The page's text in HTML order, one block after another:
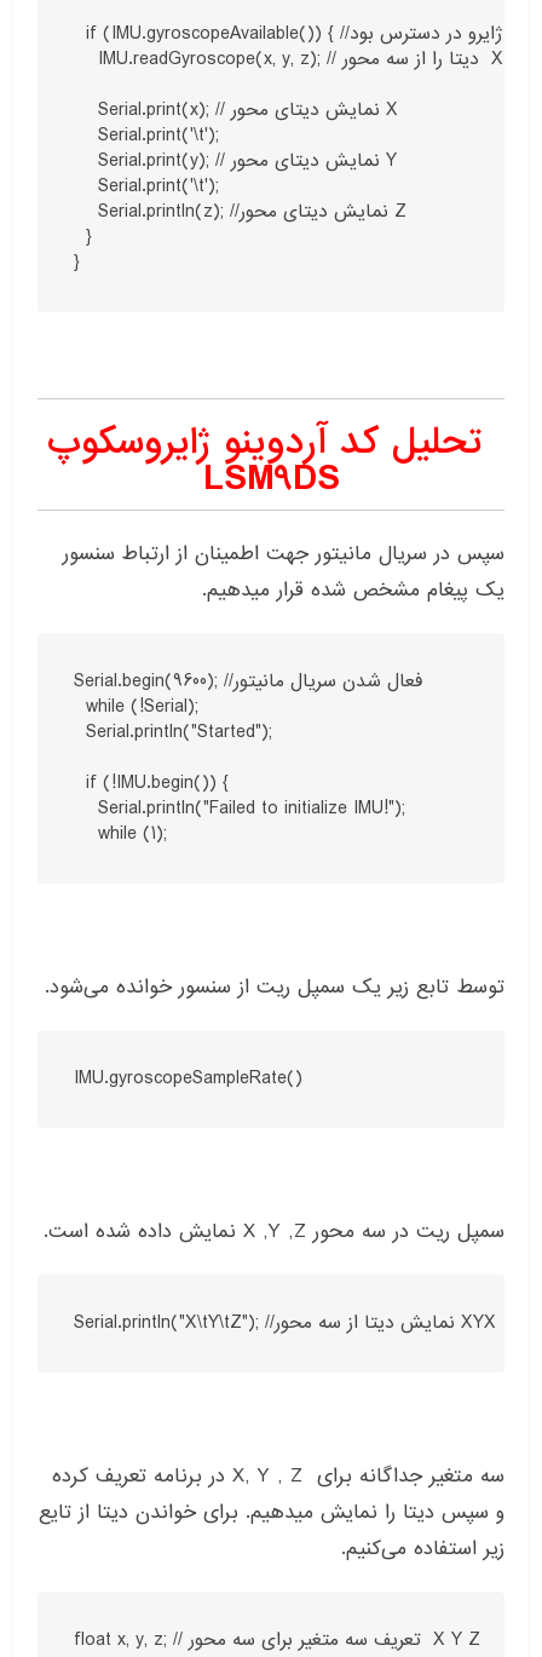
  if (IMU.gyroscopeAvailable()) { //اگر دیتای ژایرو در دسترس بود
    IMU.readGyroscope(x, y, z); // دیتا را از سه محور  X Y Z بخواند
    Serial.print(x); // نمایش دیتای محور X
    Serial.print('\t');
    Serial.print(y); // نمایش دیتای محور Y
    Serial.print('\t');
    Serial.println(z); //نمایش دیتای محور Z
  }
تحلیل کد آردوینو ژایروسکوپ
LSM9DS
سپس در سریال مانیتور جهت اطمینان از ارتباط سنسور
یک پیغام مشخص شده قرار میدهیم.
Serial.begin(9600); //فعال شدن سریال مانیتور
  while (!Serial);
  Serial.println("Started");
  if (!IMU.begin()) {
    Serial.println("Failed to initialize IMU!");
    while (1);
توسط تابع زیر یک سمپل ریت از سنسور خوانده می‌شود.
IMU.gyroscopeSampleRate()
سمپل ریت در سه محور X ,Y ,Z نمایش داده شده است.
Serial.println("X\tY\tZ"); //نمایش دیتا از سه محور XYX
سه متغیر جداگانه برای X, Y , Z در برنامه تعریف کرده
و سپس دیتا را نمایش میدهیم. برای خواندن دیتا از تایع
زیر استفاده می‌کنیم.
float x, y, z; // تعریف سه متغیر برای سه محور  X Y Z